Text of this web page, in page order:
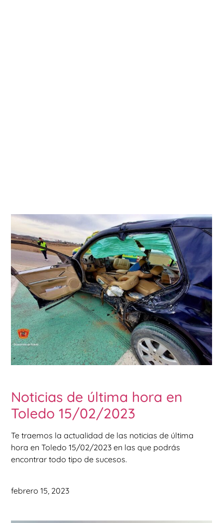
Noticias de última hora en
Toledo 15/02/2023
Te traemos la actualidad de las noticias de última
hora en Toledo 15/02/2023 en las que podrás
encontrar todo tipo de sucesos.
febrero 15, 2023